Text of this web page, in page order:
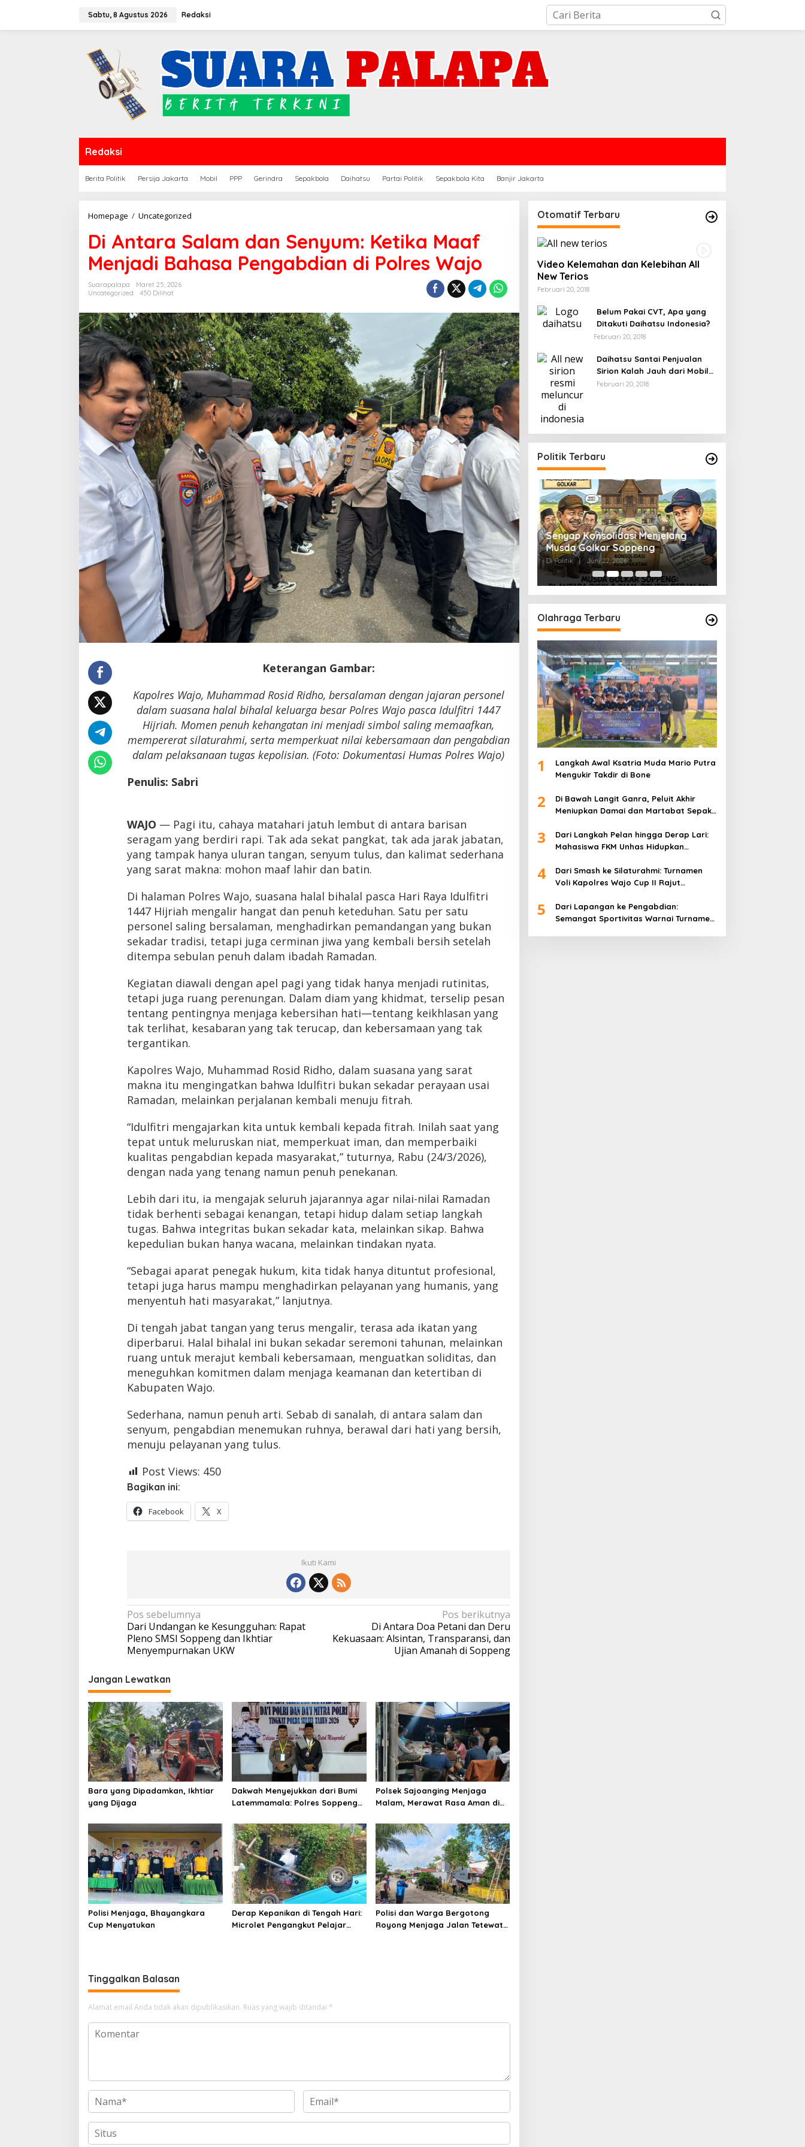
konten
Sabtu, 8 Agustus 2026 Redaksi
Redaksi
Berita Politik Persija Jakarta Mobil PPP Gerindra Sepakbola Daihatsu Partai Politik Sepakbola Kita Banjir Jakarta
Homepage / Uncategorized
Salam
dan
Senyum:
Bahasa
Pengabdian
di
Polres
Wajo
Di Antara Salam dan Senyum: Ketika Maaf
Menjadi Bahasa Pengabdian di Polres Wajo
Suarapalapa
Maret 25, 2026
Uncategorized
450 Dilihat
Keterangan Gambar:
Kapolres Wajo, Muhammad Rosid Ridho, bersalaman dengan jajaran personel
dalam suasana halal bihalal keluarga besar Polres Wajo pasca Idulfitri 1447
Hijriah. Momen penuh kehangatan ini menjadi simbol saling memaafkan,
mempererat silaturahmi, serta memperkuat nilai kebersamaan dan pengabdian
dalam pelaksanaan tugas kepolisian. (Foto: Dokumentasi Humas Polres Wajo)
Penulis: Sabri
WAJO — Pagi itu, cahaya matahari jatuh lembut di antara barisan
seragam yang berdiri rapi. Tak ada sekat pangkat, tak ada jarak jabatan,
yang tampak hanya uluran tangan, senyum tulus, dan kalimat sederhana
yang sarat makna: mohon maaf lahir dan batin.
Di halaman Polres Wajo, suasana halal bihalal pasca Hari Raya Idulfitri
1447 Hijriah mengalir hangat dan penuh keteduhan. Satu per satu
personel saling bersalaman, menghadirkan pemandangan yang bukan
sekadar tradisi, tetapi juga cerminan jiwa yang kembali bersih setelah
ditempa sebulan penuh dalam ibadah Ramadan.
Kegiatan diawali dengan apel pagi yang tidak hanya menjadi rutinitas,
tetapi juga ruang perenungan. Dalam diam yang khidmat, terselip pesan
tentang pentingnya menjaga kebersihan hati—tentang keikhlasan yang
tak terlihat, kesabaran yang tak terucap, dan kebersamaan yang tak
tergantikan.
Kapolres Wajo, Muhammad Rosid Ridho, dalam suasana yang sarat
makna itu mengingatkan bahwa Idulfitri bukan sekadar perayaan usai
Ramadan, melainkan perjalanan kembali menuju fitrah.
“Idulfitri mengajarkan kita untuk kembali kepada fitrah. Inilah saat yang
tepat untuk meluruskan niat, memperkuat iman, dan memperbaiki
kualitas pengabdian kepada masyarakat,” tuturnya, Rabu (24/3/2026),
dengan nada yang tenang namun penuh penekanan.
Lebih dari itu, ia mengajak seluruh jajarannya agar nilai-nilai Ramadan
tidak berhenti sebagai kenangan, tetapi hidup dalam setiap langkah
tugas. Bahwa integritas bukan sekadar kata, melainkan sikap. Bahwa
kepedulian bukan hanya wacana, melainkan tindakan nyata.
“Sebagai aparat penegak hukum, kita tidak hanya dituntut profesional,
tetapi juga harus mampu menghadirkan pelayanan yang humanis, yang
menyentuh hati masyarakat,” lanjutnya.
Di tengah jabat tangan yang terus mengalir, terasa ada ikatan yang
diperbarui. Halal bihalal ini bukan sekadar seremoni tahunan, melainkan
ruang untuk merajut kembali kebersamaan, menguatkan soliditas, dan
meneguhkan komitmen dalam menjaga keamanan dan ketertiban di
Kabupaten Wajo.
Sederhana, namun penuh arti. Sebab di sanalah, di antara salam dan
senyum, pengabdian menemukan ruhnya, berawal dari hati yang bersih,
menuju pelayanan yang tulus.
Post Views: 450
Bagikan ini:
Facebook X
Ikuti Kami
Navigasi
pos
Pos sebelumnya
Dari Undangan ke Kesungguhan: Rapat
Pleno SMSI Soppeng dan Ikhtiar
Menyempurnakan UKW
Pos berikutnya
Di Antara Doa Petani dan Deru
Kekuasaan: Alsintan, Transparansi, dan
Ujian Amanah di Soppeng
Jangan Lewatkan
Bara yang Dipadamkan, Ikhtiar
yang Dijaga
Dakwah Menyejukkan dari Bumi
Latemmamala: Polres Soppeng
Lomba Dai Polda Sulsel
Polsek Sajoanging Menjaga
Malam, Merawat Rasa Aman di
Polisi Menjaga, Bhayangkara
Cup Menyatukan
Derap Kepanikan di Tengah Hari:
Microlet Pengangkut Pelajar
Polisi dan Warga Bergotong
Royong Menjaga Jalan Tetewatu
Tinggalkan Balasan
Alamat email Anda tidak akan dipublikasikan. Ruas yang wajib ditandai *
Otomatif Terbaru
Video Kelemahan dan Kelebihan All
New Terios
Februari 20, 2018
Belum Pakai CVT, Apa yang
Ditakuti Daihatsu Indonesia?
Februari 20, 2018
Daihatsu Santai Penjualan
Sirion Kalah Jauh dari Mobil
LCGC
Februari 20, 2018
Politik Terbaru
Menanti Penerus Beringin di Bumi
Latemmamala
Di Politik | Juni 22, 2026
Senyap Konsolidasi Menjelang
Musda Golkar Soppeng
Di Politik | Juni 22, 2026
Olahraga Terbaru
1
Langkah Awal Ksatria Muda Mario Putra
Mengukir Takdir di Bone
2
Di Bawah Langit Ganra, Peluit Akhir
Meniupkan Damai dan Martabat Sepak
3
Dari Langkah Pelan hingga Derap Lari:
Mahasiswa FKM Unhas Hidupkan
4
Dari Smash ke Silaturahmi: Turnamen
Voli Kapolres Wajo Cup II Rajut
80
5
Dari Lapangan ke Pengabdian:
Semangat Sportivitas Warnai Turnamen